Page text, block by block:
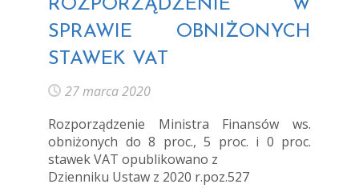
ROZPORZĄDZENIE W
SPRAWIE OBNIŻONYCH
STAWEK VAT
27 marca 2020
Rozporządzenie Ministra Finansów ws.
obniżonych do 8 proc., 5 proc. i 0 proc.
stawek VAT opublikowano z
Dzienniku Ustaw z 2020 r.poz.527